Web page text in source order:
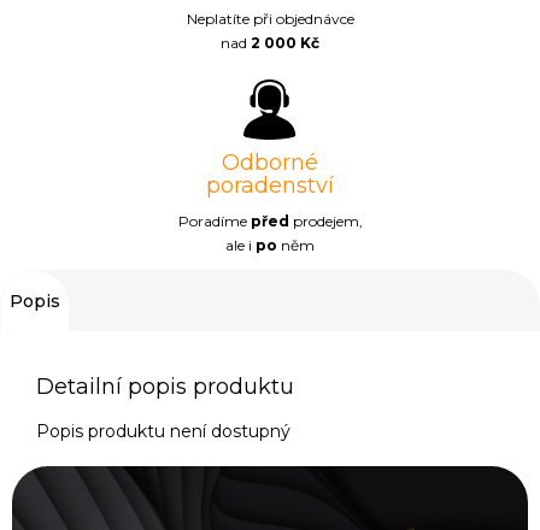
Neplatíte při objednávce
nad 2 000 Kč
Odborné
poradenství
Poradíme před prodejem,
ale i po něm
Popis
Detailní popis produktu
Popis produktu není dostupný